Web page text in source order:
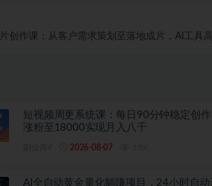
片创作课：从客户需求策划至落地成片，AI工具高
短视频周更系统课：每日90分钟稳定创作
涨粉至18000实现月入八千
2026-08-07
AI全自动黄金量化躺賺项目，24小时自动